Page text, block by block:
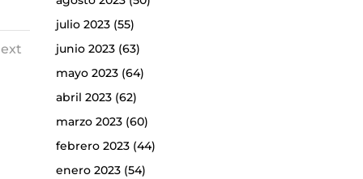
julio 2023(55)
junio 2023(63)
mayo 2023(64)
abril 2023(62)
marzo 2023(60)
febrero 2023(44)
enero 2023(54)